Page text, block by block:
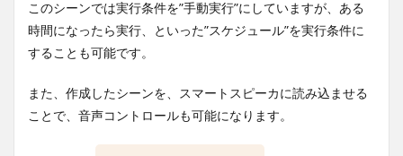
このシーンでは実行条件を”手動実行”にしていますが、ある
時間になったら実行、といった”スケジュール”を実行条件に
することも可能です。
また、作成したシーンを、スマートスピーカに読み込ませる
ことで、音声コントロールも可能になります。